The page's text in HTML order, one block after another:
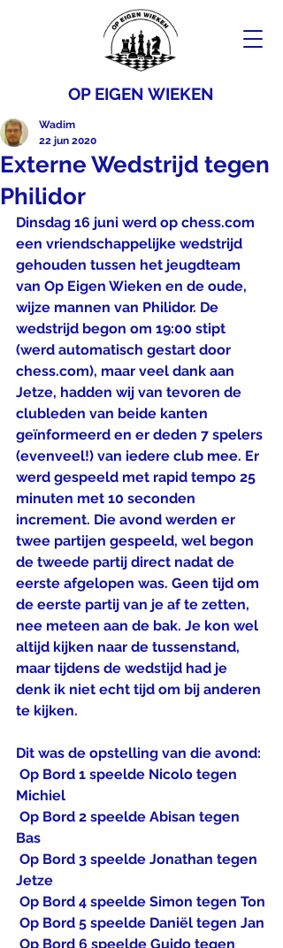
OP EIGEN WIEKEN
Externe Wedstrijd tegen
Philidor
Wadim
22 jun 2020
Dinsdag 16 juni werd op chess.com
een vriendschappelijke wedstrijd
gehouden tussen het jeugdteam
van Op Eigen Wieken en de oude,
wijze mannen van Philidor. De
wedstrijd begon om 19:00 stipt
(werd automatisch gestart door
chess.com), maar veel dank aan
Jetze, hadden wij van tevoren de
clubleden van beide kanten
geïnformeerd en er deden 7 spelers
(evenveel!) van iedere club mee. Er
werd gespeeld met rapid tempo 25
minuten met 10 seconden
increment. Die avond werden er
twee partijen gespeeld, wel begon
de tweede partij direct nadat de
eerste afgelopen was. Geen tijd om
de eerste partij van je af te zetten,
nee meteen aan de bak. Je kon wel
altijd kijken naar de tussenstand,
maar tijdens de wedstijd had je
denk ik niet echt tijd om bij anderen
te kijken.
Dit was de opstelling van die avond:
Michiel
Bas
Jetze
Op Bord 4 speelde Simon tegen Ton
Op Bord 5 speelde Daniël tegen Jan